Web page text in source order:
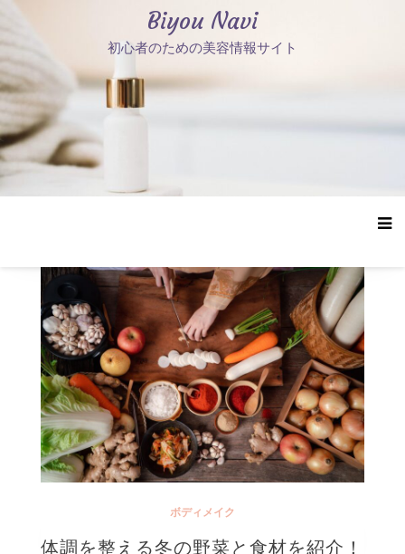
テ
ン
ツ
へ
ス
キ
ッ
Biyou Navi
初心者のための美容情報サイト
ボディメイク
体調を整える冬の野菜と食材を紹介！